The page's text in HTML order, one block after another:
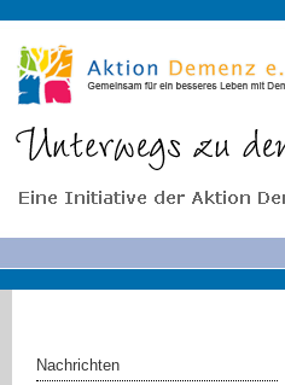
Nachrichten